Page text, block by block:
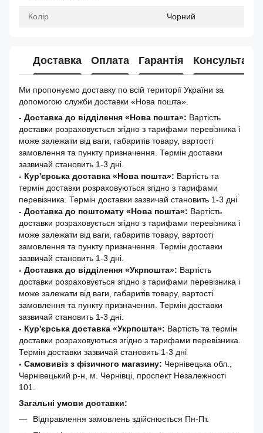
Колір Чорний
Доставка Оплата Гарантія Консультація
Ми пропонуємо доставку по всій території України за
допомогою служби доставки «Нова пошта».
- Доставка до відділення «Нова пошта»: Вартість
доставки розраховується згідно з тарифами перевізника і
може залежати від ваги, габаритів товару, вартості
замовлення та пункту призначення. Термін доставки
зазвичай становить 1-3 дні.
- Кур'єрська доставка «Нова пошта»: Вартість та
термін доставки розраховуються згідно з тарифами
перевізника. Термін доставки зазвичай становить 1-3 дні
- Доставка до поштомату «Нова пошта»: Вартість
доставки розраховується згідно з тарифами перевізника і
може залежати від ваги, габаритів товару, вартості
замовлення та пункту призначення. Термін доставки
зазвичай становить 1-3 дні.
- Доставка до відділення «Укрпошта»: Вартість
доставки розраховується згідно з тарифами перевізника і
може залежати від ваги, габаритів товару, вартості
замовлення та пункту призначення. Термін доставки
зазвичай становить 1-3 дні.
- Кур'єрська доставка «Укрпошта»: Вартість та термін
доставки розраховуються згідно з тарифами перевізника.
Термін доставки зазвичай становить 1-3 дні
- Самовивіз з фізичного магазину: Чернівецька обл.,
Чернівецький р-н, м. Чернівці, проспект Незалежності
101.
Загальні умови доставки:
Відправлення замовлень здійснюється Пн-Пт.